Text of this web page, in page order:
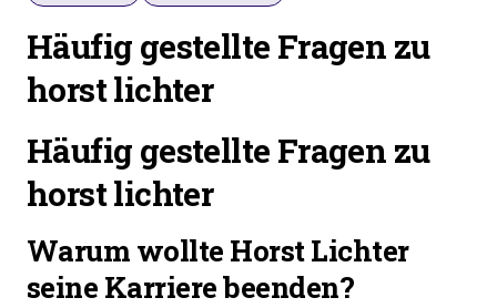
Häufig gestellte Fragen zu
horst lichter
Häufig gestellte Fragen zu
horst lichter
Warum wollte Horst Lichter
seine Karriere beenden?